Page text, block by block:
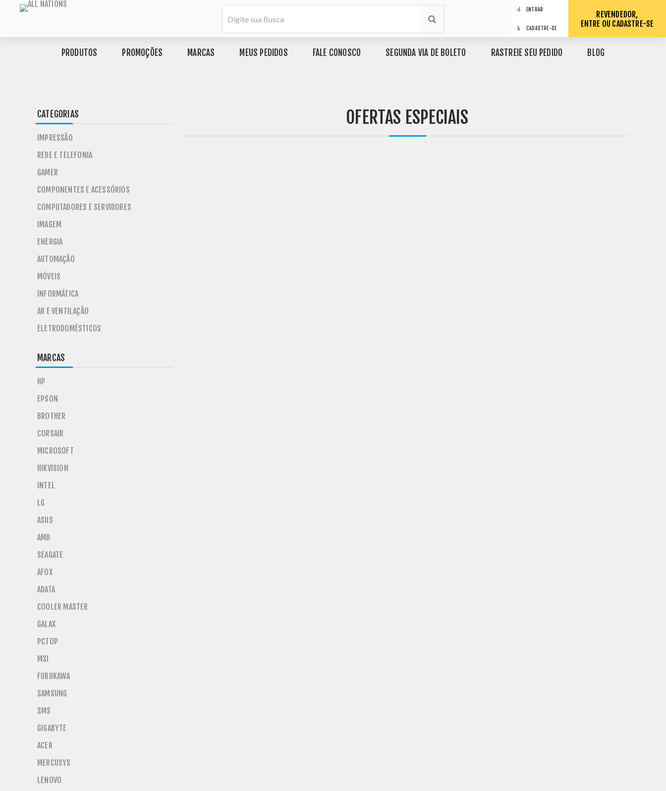
ENTRAR
CADASTRE-SE
REVENDEDOR,
ENTRE OU CADASTRE-SE
PRODUTOS PROMOÇÕES MARCAS MEUS PEDIDOS FALE CONOSCO SEGUNDA VIA DE BOLETO RASTREIE SEU PEDIDO BLOG
OFERTAS ESPECIAIS
CATEGORIAS
IMPRESSÃO
REDE E TELEFONIA
GAMER
COMPONENTES E ACESSÓRIOS
COMPUTADORES E SERVIDORES
IMAGEM
ENERGIA
AUTOMAÇÃO
MÓVEIS
INFORMÁTICA
AR E VENTILAÇÃO
ELETRODOMÉSTICOS
MARCAS
HP
EPSON
BROTHER
CORSAIR
MICROSOFT
HIKVISION
INTEL
LG
ASUS
AMD
SEAGATE
AFOX
ADATA
COOLER MASTER
GALAX
PCTOP
MSI
FURUKAWA
SAMSUNG
SMS
GIGABYTE
ACER
MERCUSYS
LENOVO